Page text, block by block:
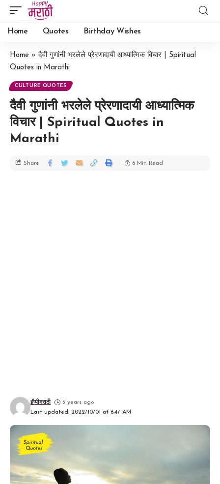
Home Quotes Birthday Wishes
Home »दैवी गुणांनी भरलेले प्रेरणादायी आध्यात्मिक विचार | Spiritual
Quotes in Marathi
CULTURE QUOTES
दैवी गुणांनी भरलेले प्रेरणादायी आध्यात्मिक
विचार | Spiritual Quotes in
Marathi
Last updated: 2022/10/01 at 6:47 AM
हॅप्पीमराठी 5 years ago
Share 6 Min Read